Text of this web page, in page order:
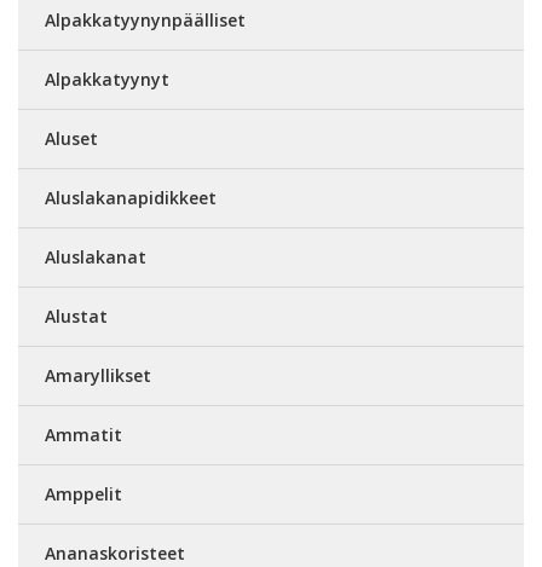
Alpakkatyynynpäälliset
Alpakkatyynyt
Aluset
Aluslakanapidikkeet
Aluslakanat
Alustat
Amaryllikset
Ammatit
Amppelit
Ananaskoristeet